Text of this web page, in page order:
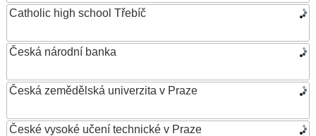
Catholic high school Třebíč
Česká národní banka
Česká zemědělská univerzita v Praze
České vysoké učení technické v Praze